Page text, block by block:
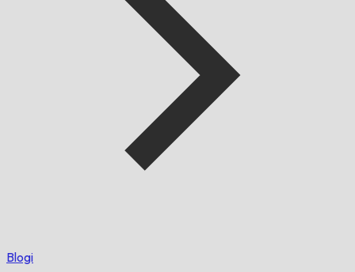
Blogi